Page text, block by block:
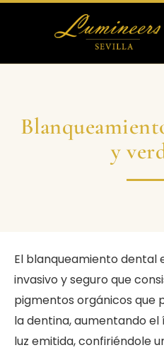
Otras
y
El blanqueamiento dental
invasivo y seguro que
pigmentos orgánicos que
la dentina, aumentando
luz emitida, confiriéndole